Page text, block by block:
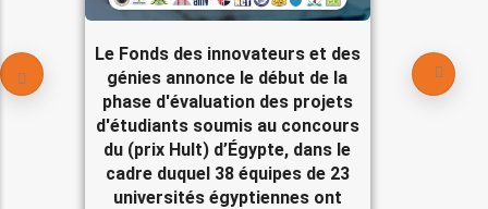
Le Fonds des innovateurs et des
génies annonce le début de la
phase d'évaluation des projets
d'étudiants soumis au concours
du (prix Hult) d’Égypte, dans le
cadre duquel 38 équipes de 23
universités égyptiennes ont